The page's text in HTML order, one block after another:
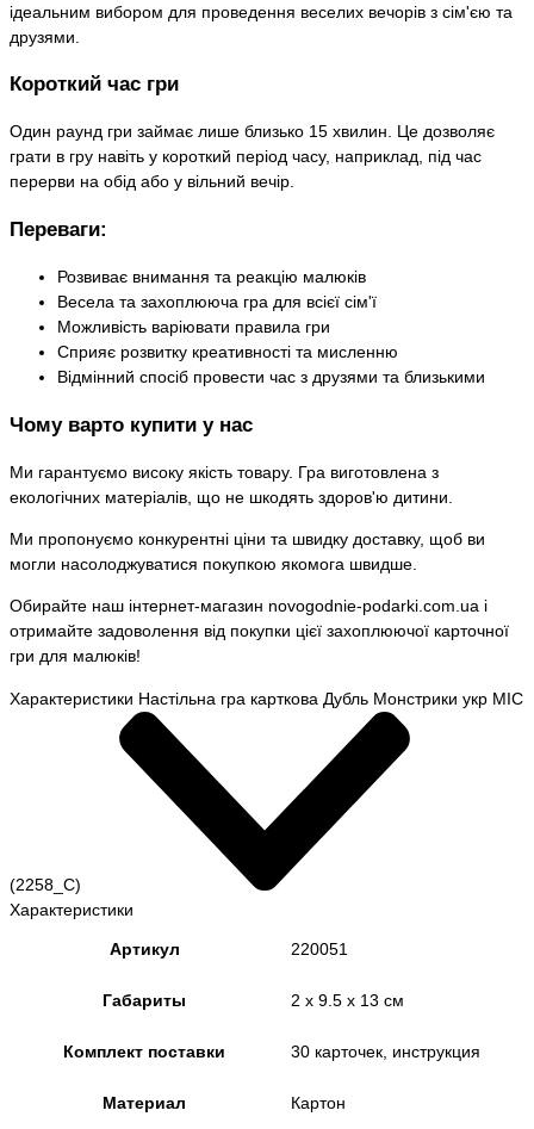
ідеальним вибором для проведення веселих вечорів з сім'єю та
друзями.
Короткий час гри
Один раунд гри займає лише близько 15 хвилин. Це дозволяє
грати в гру навіть у короткий період часу, наприклад, під час
перерви на обід або у вільний вечір.
Переваги:
Розвиває внимання та реакцію малюків
Весела та захоплююча гра для всієї сім'ї
Можливість варіювати правила гри
Сприяє розвитку креативності та мисленню
Відмінний спосіб провести час з друзями та близькими
Чому варто купити у нас
Ми гарантуємо високу якість товару. Гра виготовлена з
екологічних матеріалів, що не шкодять здоров'ю дитини.
Ми пропонуємо конкурентні ціни та швидку доставку, щоб ви
могли насолоджуватися покупкою якомога швидше.
Обирайте наш інтернет-магазин novogodnie-podarki.com.ua і
отримайте задоволення від покупки цієї захоплюючої карточної
гри для малюків!
Характеристики Настільна гра карткова Дубль Монстрики укр MIC
(2258_C)
Характеристики
Артикул 220051
Габариты 2 x 9.5 x 13 см
Комплект поставки 30 карточек, инструкция
Материал Картон